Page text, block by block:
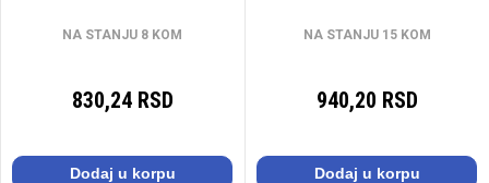
NA STANJU 8 KOM
830,24 RSD
Dodaj u korpu
NA STANJU 15 KOM
940,20 RSD
Dodaj u korpu